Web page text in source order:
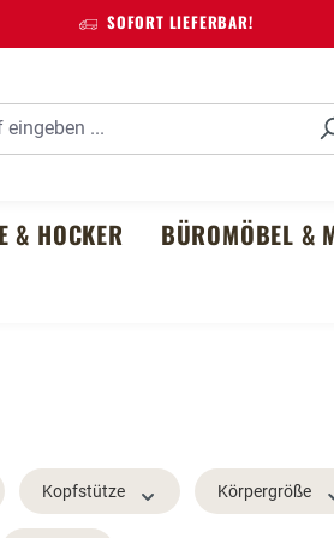
SOFORT LIEFERBAR!
& HOCKER BÜROMÖBEL &
Kopfstütze Körpergröße